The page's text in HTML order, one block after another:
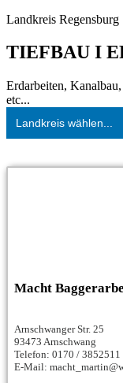
Landkreis Regensburg
TIEFBAU I
Erdarbeiten,
etc...
Landkreis wählen...
Macht
Arnschwanger Str. 25
93473 Arnschwang
Telefon: 0170 / 3852511
E-Mail: